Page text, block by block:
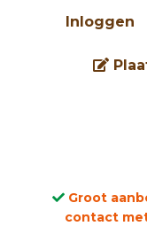
Inloggen
Groot
contact